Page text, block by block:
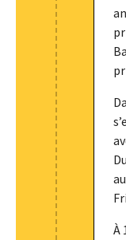
À